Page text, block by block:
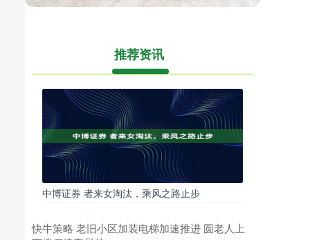
推荐资讯
中博证券 者来女淘汰，乘风之路止步
快牛策略 老旧小区加装电梯加速推进 圆老人上